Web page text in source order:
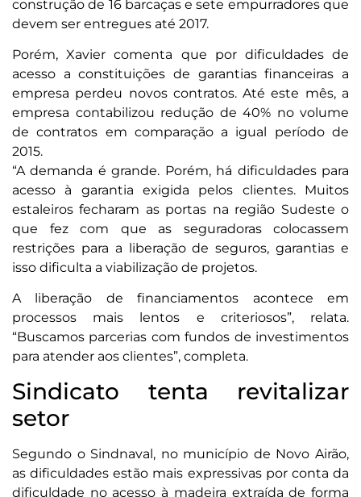
construção de 16 barcaças e sete empurradores que
devem ser entregues até 2017.
Porém, Xavier comenta que por dificuldades de
acesso a constituições de garantias financeiras a
empresa perdeu novos contratos. Até este mês, a
empresa contabilizou redução de 40% no volume
de contratos em comparação a igual período de
2015.
“A demanda é grande. Porém, há dificuldades para
acesso à garantia exigida pelos clientes. Muitos
estaleiros fecharam as portas na região Sudeste o
que fez com que as seguradoras colocassem
restrições para a liberação de seguros, garantias e
isso dificulta a viabilização de projetos.
A liberação de financiamentos acontece em
processos mais lentos e criteriosos”, relata.
“Buscamos parcerias com fundos de investimentos
para atender aos clientes”, completa.
Sindicato tenta revitalizar
setor
Segundo o Sindnaval, no município de Novo Airão,
as dificuldades estão mais expressivas por conta da
dificuldade no acesso à madeira extraída de forma